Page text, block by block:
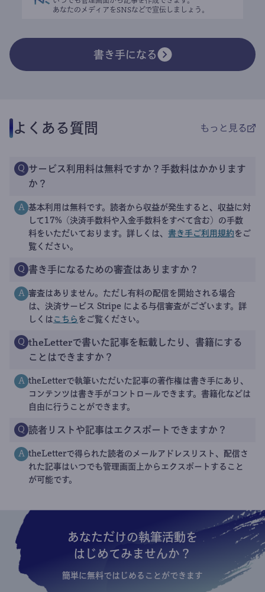
あなたのメディアをSNSなどで宣伝しましょう。
書き手になる
よくある質問 もっと見る
Q サービス利用料は無料ですか？手数料はかかります
か？
A 基本利用は無料です。読者から収益が発生すると、収益に対
して17%（決済手数料や入金手数料をすべて含む）の手数
料をいただいております。詳しくは、 書き手ご利用規約 をご
覧ください。
Q 書き手になるための審査はありますか？
A 審査はありません。ただし有料の配信を開始される場合
は、決済サービス Stripe による与信審査がございます。詳
しくは こちら をご覧ください。
Q theLetterで書いた記事を転載したり、書籍にする
ことはできますか？
A theLetterで執筆いただいた記事の著作権は書き手にあり、
コンテンツは書き手がコントロールできます。書籍化などは
自由に行うことができます。
Q 読者リストや記事はエクスポートできますか？
A theLetterで得られた読者のメールアドレスリスト、配信さ
れた記事はいつでも管理画面上からエクスポートすること
が可能です。
あなただけの執筆活動を
はじめてみませんか？
簡単に無料ではじめることができます